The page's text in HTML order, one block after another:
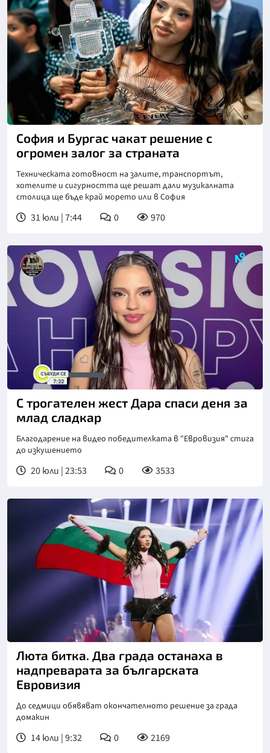
Снимка: БТА
София и Бургас чакат решение с
огромен залог за страната
Техническата готовност на залите, транспортът,
хотелите и сигурността ще решат дали музикалната
столица ще бъде край морето или в София
31 юли | 7:44 0 970
С трогателен жест Дара спаси деня за
млад сладкар
Благодарение на видео победителката в "Евровизия" стига
до изкушението
20 юли | 23:53 0 3533
Люта битка. Два града останаха в
надпреварата за българската
Евровизия
До седмици обявяват окончателното решение за града
домакин
14 юли | 9:32 0 2169